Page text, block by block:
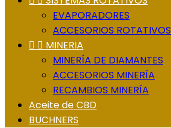
EVAPORADORES
ACCESORIOS ROTATIVOS
  MINERIA
MINERÍA DE DIAMANTES
ACCESORIOS MINERÍA
RECAMBIOS MINERÍA
Aceite de CBD
BUCHNERS